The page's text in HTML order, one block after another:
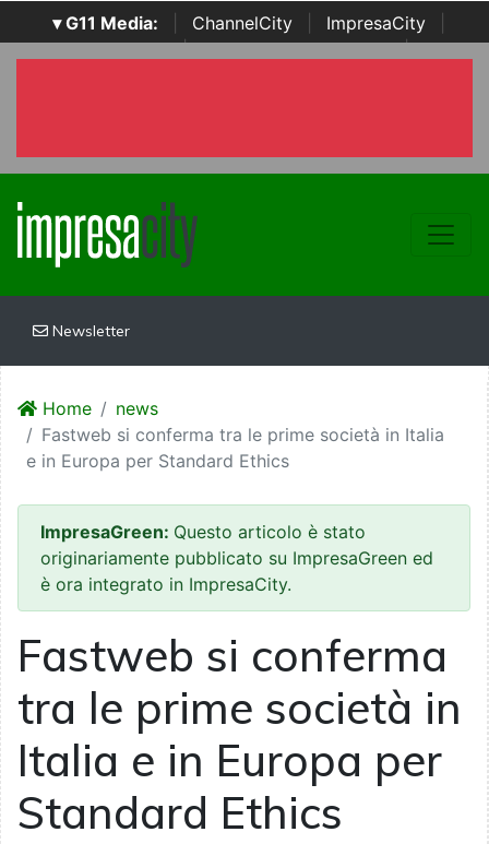
▾ G11 Media: ChannelCity ImpresaCity
SecurityOpenLab | Italian Channel Awards | Italian
Newsletter
Home
news
Fastweb si conferma tra le prime società in Italia
e in Europa per Standard Ethics
ImpresaGreen: Questo articolo è stato
originariamente pubblicato su ImpresaGreen ed
è ora integrato in ImpresaCity.
Fastweb si conferma
tra le prime società in
Italia e in Europa per
Standard Ethics